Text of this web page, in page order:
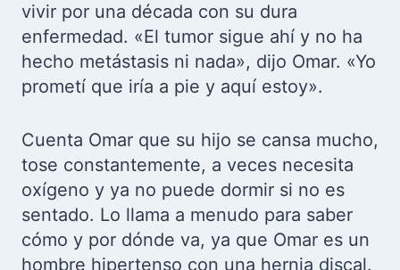
vivir por una década con su dura
enfermedad. «El tumor sigue ahí y no ha
hecho metástasis ni nada», dijo Omar. «Yo
prometí que iría a pie y aquí estoy».
Cuenta Omar que su hijo se cansa mucho,
tose constantemente, a veces necesita
oxígeno y ya no puede dormir si no es
sentado. Lo llama a menudo para saber
cómo y por dónde va, ya que Omar es un
hombre hipertenso con una hernia discal.